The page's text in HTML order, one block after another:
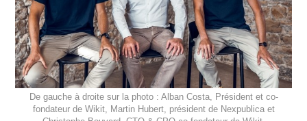
De gauche à droite sur la photo : Alban Costa, Président et co-
fondateur de Wikit, Martin Hubert, président de Nexpublica et